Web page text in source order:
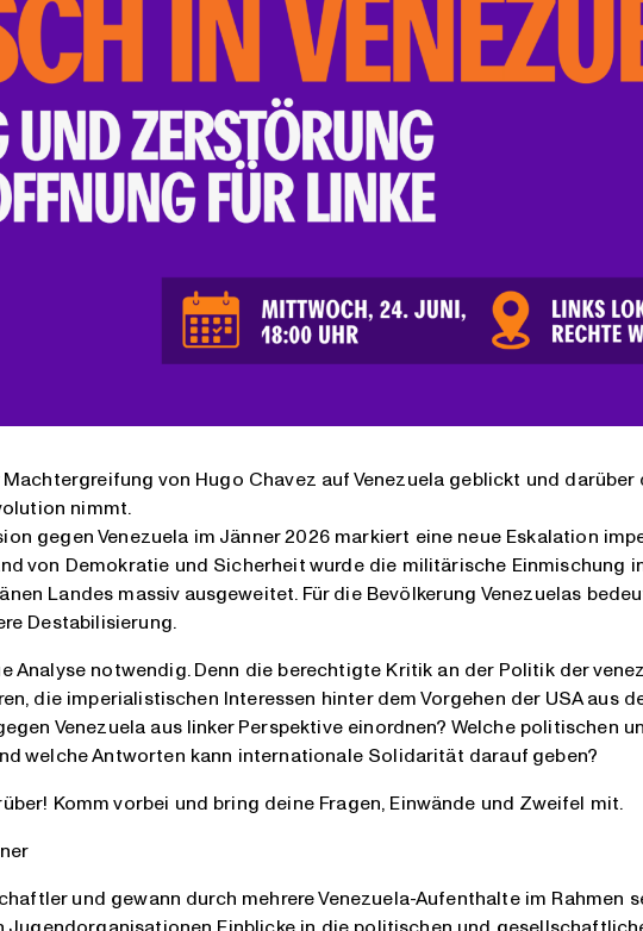
von Hugo Chavez auf Venezuela geblickt und darüber
nimmt.
gegen Venezuela im Jänner 2026 markiert eine neue Eskalation
von Demokratie und Sicherheit wurde die militärische Einmischung
Landes massiv ausgeweitet. Für die Bevölkerung Venezuelas
Destabilisierung.
Analyse notwendig. Denn die berechtigte Kritik an der Politik der
die imperialistischen Interessen hinter dem Vorgehen der USA aus
Venezuela aus linker Perspektive einordnen? Welche politischen
welche Antworten kann internationale Solidarität darauf geben?
Komm vorbei und bring deine Fragen, Einwände und Zweifel mit.
und gewann durch mehrere Venezuela-Aufenthalte im Rahmen
Einblicke in die politischen und